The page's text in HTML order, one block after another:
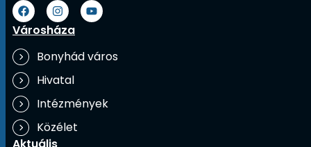
Városháza
Bonyhád város
Hivatal
Intézmények
Közélet